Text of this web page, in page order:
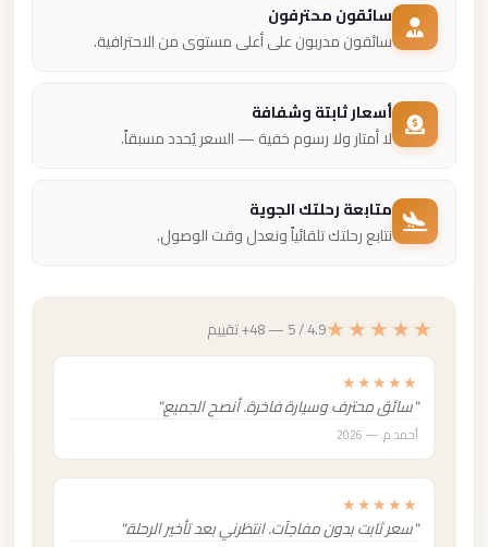
سائقون محترفون
سائقون مدربون على أعلى مستوى من الاحترافية.
أسعار ثابتة وشفافة
لا أمتار ولا رسوم خفية — السعر يُحدد مسبقاً.
متابعة رحلتك الجوية
نتابع رحلتك تلقائياً ونعدل وقت الوصول.
★★★★★4.9 / 5 — 48+ تقييم
★★★★★
"سائق محترف وسيارة فاخرة. أنصح الجميع."
أحمد م. — 2026
★★★★★
"سعر ثابت بدون مفاجآت. انتظرني بعد تأخير الرحلة."